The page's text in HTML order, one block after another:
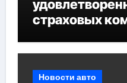
страховых
Новости авто